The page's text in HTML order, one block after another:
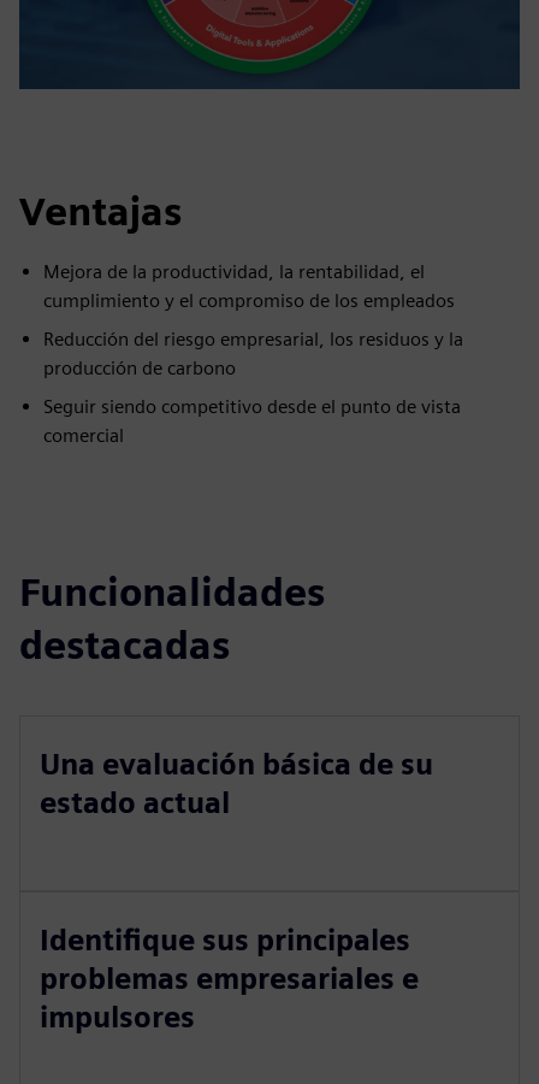
Ventajas
Mejora de la productividad, la rentabilidad, el
cumplimiento y el compromiso de los empleados
Reducción del riesgo empresarial, los residuos y la
producción de carbono
Seguir siendo competitivo desde el punto de vista
comercial
Funcionalidades
destacadas
Una evaluación básica de su
estado actual
Identifique sus principales
problemas empresariales e
impulsores